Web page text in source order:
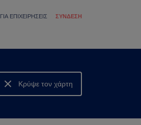
ΓΙΑ ΕΠΙΧΕΙΡΉΣΕΙΣ ΣΎΝΔΕΣΗ
Κρύψε τον χάρτη
Δες τον χάρτη